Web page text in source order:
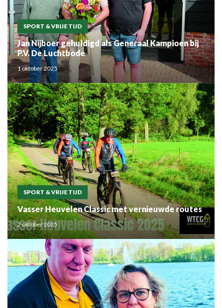
SPORT & VRIJE TIJD
Jan Nijboer gehuldigd als Generaal Kampioen bij
P.V. De Luchtbode
1 oktober 2025
SPORT & VRIJE TIJD
Vasser Heuvelen Classic met vernieuwde routes
2 oktober 2025